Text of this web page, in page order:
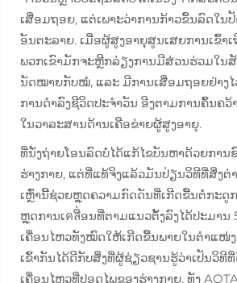
ເສື່ອມຖອຍ, ແຕ່ເພາະວ່າການກ້າວຂຶ້ນລົດໃນ
ອັນຕະລາຍ. ເມື່ອຜູ້ສູງອາຍຸສູນເສຍການເຂົ້າ
ພວກເຂົາມັກຈະຫຼີກລ່ຽງການມີສ່ວນຮ່ວມໃນ
ນັດໝາຍກັບໝໍ, ແລະ ມີການເສື່ອມຖອຍຢ່າງໄ
ການດຳລົງຊີວິດປະຈຳວັນ ອີງຕາມການຄົ້ນຄ
ໃນວາລະສານດ້ານເຄືອຂ່າຍຜູ້ສູງອາຍຸ.
ທີ່ນັ່ງຖ່າຍໂອນລົດບໍ່ໄດ້ແກ້ໄຂບັນຫາດ້ວຍການ
ຮ່າງກາຍ, ແຕ່ທີ່ແທ້ຈິງແລ້ວມັນປ່ຽນວິທີທີ່ສິ່ງຕ່
ເຫຼົ່ານີ້ຊ່ວຍຫຼຸດຄວາມກົດດັນທີ່ເກີດຂື້ນຕໍ່ກະດູ
ຫຼຸດການເคลື່ອນທີ່ຕາມແນວຕັ້ງລົງໄດ້ປະມານ
ເຄື່ອນໄຫວທັງໝົດໃຫ້ເກີດຂື້ນພາຍໃນຕຳແໜ່
ເຂົ້າກັນໄດ້ດີກັບສິ່ງທີ່ຜູ້ຊ່ຽວຊານຮູ້ວ່າເປັນວິທີ
ເຄື່ອນໄຫວທີ່ປອດໄພຂອງຮ່າງກາຍ. ທັງ